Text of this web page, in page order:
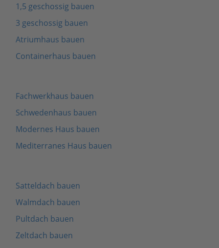
1,5 geschossig bauen
3 geschossig bauen
Atriumhaus bauen
Containerhaus bauen
Fachwerkhaus bauen
Schwedenhaus bauen
Modernes Haus bauen
Mediterranes Haus bauen
Satteldach bauen
Walmdach bauen
Pultdach bauen
Zeltdach bauen